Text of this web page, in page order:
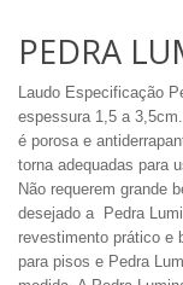
PEDRA
Laudo Especificação
espessura 1,5 a
é porosa e
torna adequadas para
Não requerem grande
desejado a Pedra
revestimento prático e
para pisos e Pedra